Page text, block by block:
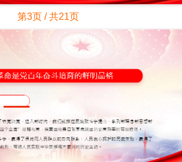
第3页 / 共21页